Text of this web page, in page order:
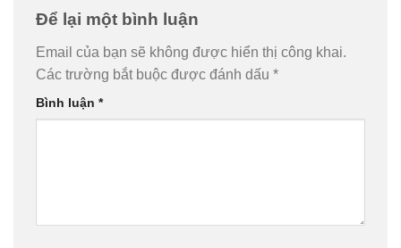
Để lại một bình luận
Email của bạn sẽ không được hiển thị công khai.
Các trường bắt buộc được đánh dấu *
Bình luận *